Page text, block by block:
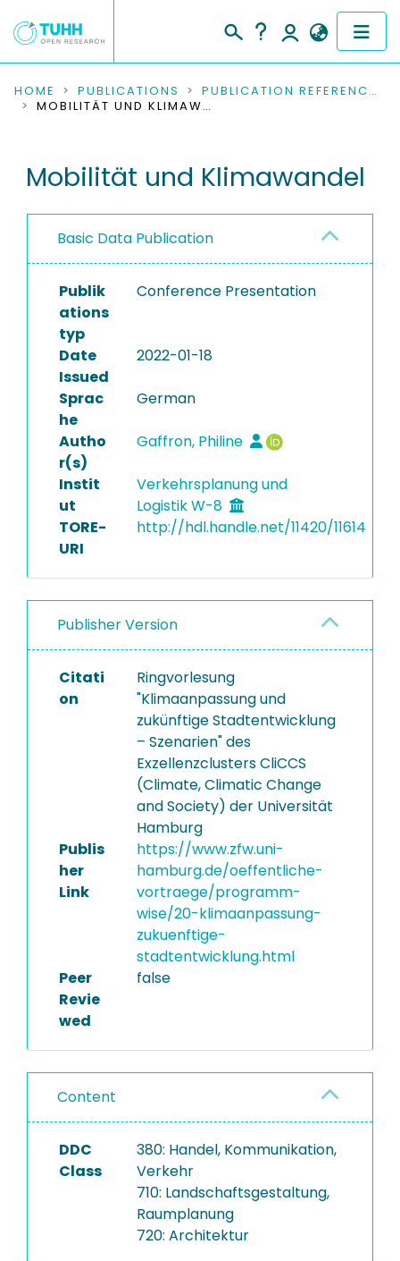
COMMUNITIES & COLLECTIONS
RESEARCH DATA
PEOPLE
INSTITUTIONS
PROJECTS
HOME PUBLICATIONS
PUBLICATION REFERENCES
MOBILITÄT UND KLIMAWANDEL
Mobilität und Klimawandel
Basic Data Publication
Publik
ations
typ
Conference Presentation
Date
Issued
2022-01-18
Sprac
he
German
Autho
r(s)
Gaffron, Philine
Instit
ut
Verkehrsplanung und
Logistik W-8
TORE-
URI
http://hdl.handle.net/11420/11614
Publisher Version
Citati
on
Ringvorlesung
"Klimaanpassung und
zukünftige Stadtentwicklung
– Szenarien" des
Exzellenzclusters CliCCS
(Climate, Climatic Change
and Society) der Universität
Hamburg
Publis
her
Link
https://www.zfw.uni-
hamburg.de/oeffentliche-
vortraege/programm-
wise/20-klimaanpassung-
zukuenftige-
stadtentwicklung.html
Peer
Revie
wed
false
Content
DDC
Class
380: Handel, Kommunikation,
Verkehr
710: Landschaftsgestaltung,
Raumplanung
720: Architektur